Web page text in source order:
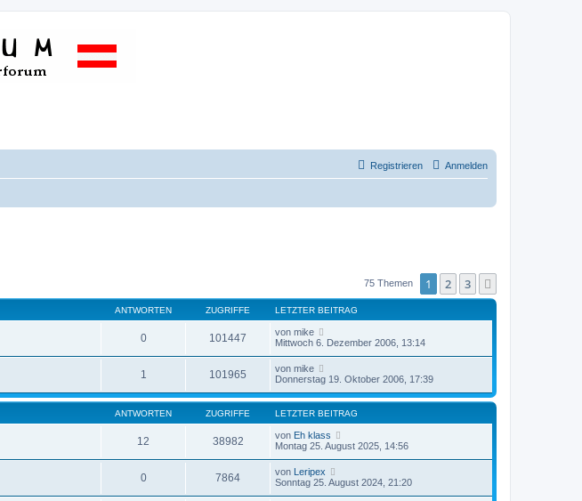
Anmelden
Registrieren
75 Themen 1 2 3
ANTWORTEN ZUGRIFFE LETZTER BEITRAG
0 101447 von mike
Mittwoch 6. Dezember 2006, 13:14
1 101965 von mike
Donnerstag 19. Oktober 2006, 17:39
ANTWORTEN ZUGRIFFE LETZTER BEITRAG
12 38982 von Eh klass
Montag 25. August 2025, 14:56
0 7864 von Leripex
Sonntag 25. August 2024, 21:20